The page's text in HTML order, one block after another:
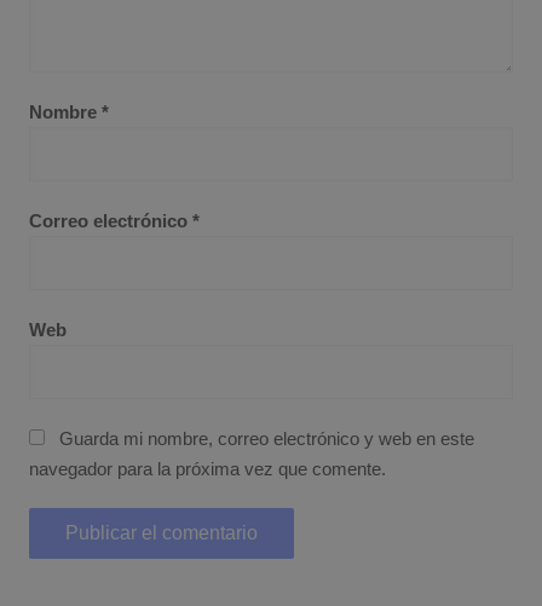
Nombre *
Correo electrónico *
Web
Guarda mi nombre, correo electrónico y web en este
navegador para la próxima vez que comente.